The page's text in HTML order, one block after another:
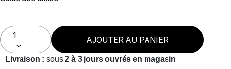
AJOUTER AU PANIER
Livraison : sous 2 à 3 jours ouvrés en magasin